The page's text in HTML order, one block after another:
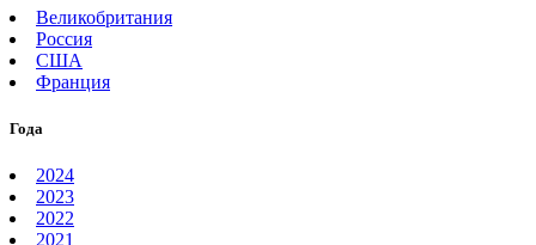
Великобритания
Россия
США
Франция
Года
2024
2023
2022
2021